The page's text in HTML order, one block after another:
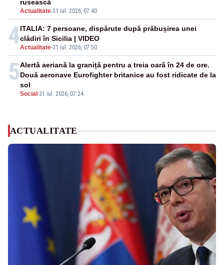
Actualitate-31 iul. 2026, 07:40
rusească
4Actualitate-31 iul. 2026, 07:50
ITALIA: 7 persoane, dispărute după prăbușirea unei
clădiri în Sicilia | VIDEO
5
Social -31 iul. 2026, 07:24
Alertă aeriană la graniță pentru a treia oară în 24 de ore.
Două aeronave Eurofighter britanice au fost ridicate de la
sol
ACTUALITATE